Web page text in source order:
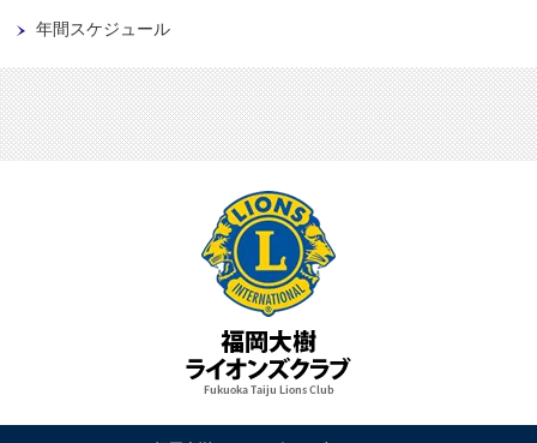
年間スケジュール